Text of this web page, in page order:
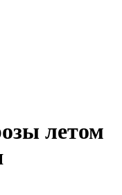
летом